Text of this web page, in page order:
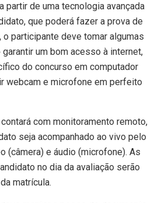
partir de uma tecnologia avançada
que poderá fazer a prova de
participante deve tomar algumas
um bom acesso à internet,
do concurso em computador
webcam e microfone em perfeito
com monitoramento remoto,
seja acompanhado ao vivo pelo
(câmera) e áudio (microfone). As
no dia da avaliação serão
matrícula.